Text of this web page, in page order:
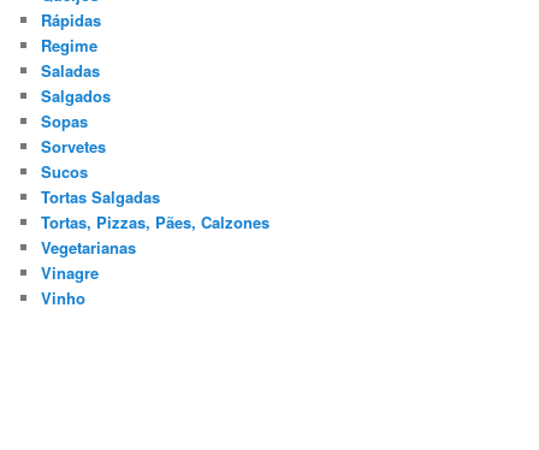
Rápidas
Regime
Saladas
Salgados
Sopas
Sorvetes
Sucos
Tortas Salgadas
Tortas, Pizzas, Pães, Calzones
Vegetarianas
Vinagre
Vinho